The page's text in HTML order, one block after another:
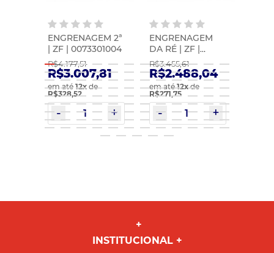
ENGRENAGEM 2ª
| ZF | 0073301004
R$4.177,51
R$3.007,81
em até12x de
R$328,52
ENGRENAGEM
DA RÉ | ZF |
0073301003
R$3.455,61
R$2.488,04
em até12xde
R$271,75
INSTITUCIONAL